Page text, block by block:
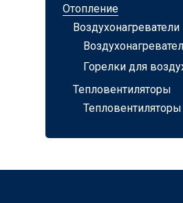
Отопление
Воздухонагреватели
Горелки для
Тепловентиляторы